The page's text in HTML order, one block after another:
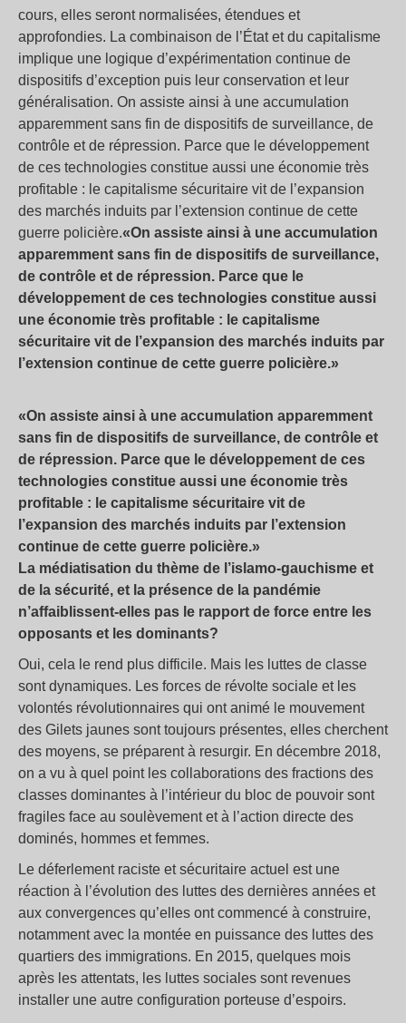
cours, elles seront normalisées, étendues et
approfondies. La combinaison de l’État et du capitalisme
implique une logique d’expérimentation continue de
dispositifs d’exception puis leur conservation et leur
généralisation. On assiste ainsi à une accumulation
apparemment sans fin de dispositifs de surveillance, de
contrôle et de répression. Parce que le développement
de ces technologies constitue aussi une économie très
profitable : le capitalisme sécuritaire vit de l’expansion
des marchés induits par l’extension continue de cette
guerre policière.«On assiste ainsi à une accumulation
apparemment sans fin de dispositifs de surveillance,
de contrôle et de répression. Parce que le
développement de ces technologies constitue aussi
une économie très profitable : le capitalisme
sécuritaire vit de l’expansion des marchés induits par
l’extension continue de cette guerre policière.»
«On assiste ainsi à une accumulation apparemment
sans fin de dispositifs de surveillance, de contrôle et
de répression. Parce que le développement de ces
technologies constitue aussi une économie très
profitable : le capitalisme sécuritaire vit de
l’expansion des marchés induits par l’extension
continue de cette guerre policière.»
La médiatisation du thème de l’islamo-gauchisme et
de la sécurité, et la présence de la pandémie
n’affaiblissent-elles pas le rapport de force entre les
opposants et les dominants?
Oui, cela le rend plus difficile. Mais les luttes de classe
sont dynamiques. Les forces de révolte sociale et les
volontés révolutionnaires qui ont animé le mouvement
des Gilets jaunes sont toujours présentes, elles cherchent
des moyens, se préparent à resurgir. En décembre 2018,
on a vu à quel point les collaborations des fractions des
classes dominantes à l’intérieur du bloc de pouvoir sont
fragiles face au soulèvement et à l’action directe des
dominés, hommes et femmes.
Le déferlement raciste et sécuritaire actuel est une
réaction à l’évolution des luttes des dernières années et
aux convergences qu’elles ont commencé à construire,
notamment avec la montée en puissance des luttes des
quartiers des immigrations. En 2015, quelques mois
après les attentats, les luttes sociales sont revenues
installer une autre configuration porteuse d’espoirs.